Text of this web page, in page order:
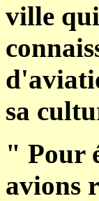
ville
sa
" Pour
avions